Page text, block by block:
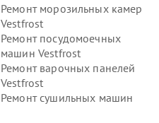
Ремонт морозильных камер
Vestfrost
Ремонт посудомоечных
машин Vestfrost
Ремонт варочных панелей
Vestfrost
Ремонт сушильных машин